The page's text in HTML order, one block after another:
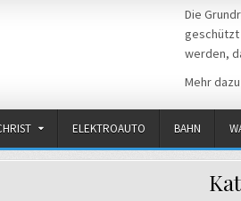
Die
geschützt
werden,
Mehr
ELEKTROAUTO BAHN